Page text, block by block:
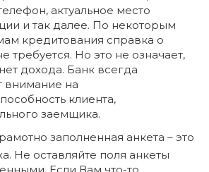
актуальное место
и так далее. По некоторым
кредитования справка о
требуется. Но это не означает,
дохода. Банк всегда
внимание на
клиента,
заемщика.
заполненная анкета – это
Не оставляйте поля анкеты